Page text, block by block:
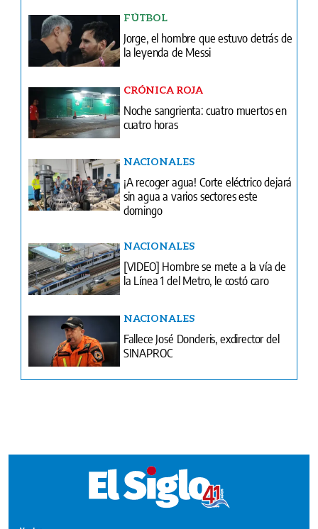
CRÓNICA ROJA
Noche sangrienta: cuatro muertos en
cuatro horas
NACIONALES
¡A recoger agua! Corte eléctrico dejará
sin agua a varios sectores este
[VIDEO] Hombre se mete a la vía de
la Línea 1 del Metro, le costó caro
NACIONALES
Fallece José Donderis, exdirector del
SINAPROC
Suplementos